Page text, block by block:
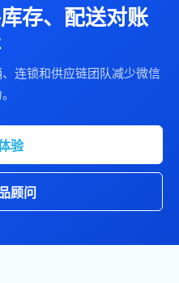
存、配送对账
连锁和供应链团队减少微信
验
顾问